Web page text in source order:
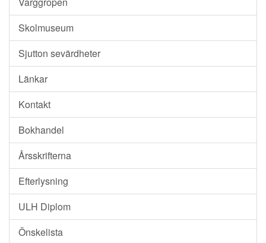
Skolmuseum
Sjutton sevärdheter
Länkar
Kontakt
Bokhandel
Årsskrifterna
Efterlysning
ULH Diplom
Önskelista